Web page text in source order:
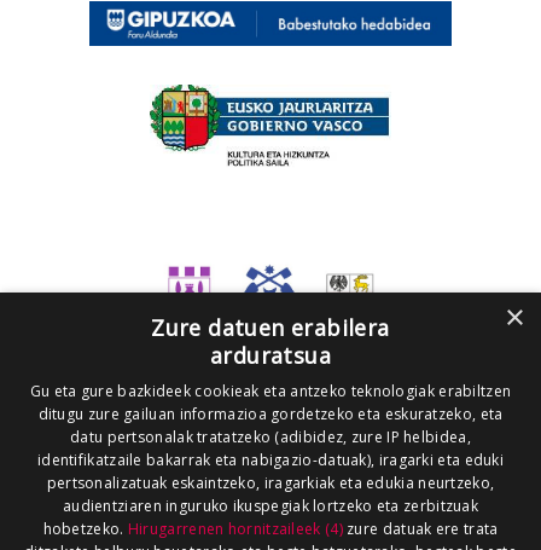
×
Zure datuen erabilera
arduratsua
Gu eta gure bazkideek cookieak eta antzeko teknologiak erabiltzen
ditugu zure gailuan informazioa gordetzeko eta eskuratzeko, eta
datu pertsonalak tratatzeko (adibidez, zure IP helbidea,
identifikatzaile bakarrak eta nabigazio-datuak), iragarki eta eduki
pertsonalizatuak eskaintzeko, iragarkiak eta edukia neurtzeko,
audientziaren inguruko ikuspegiak lortzeko eta zerbitzuak
hobetzeko. Hirugarrenen hornitzaileek (4)zure datuak ere trata